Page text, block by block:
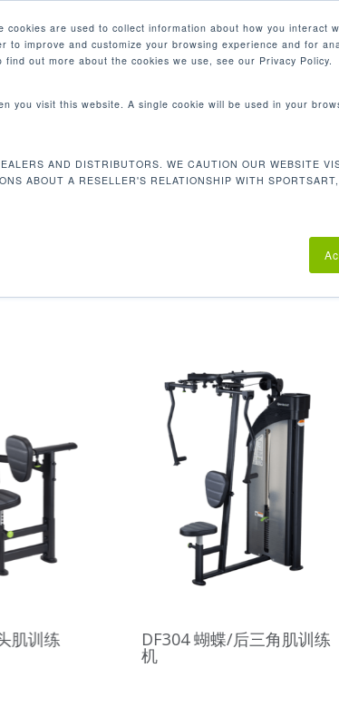
cookies are used to collect information about how you interact
to improve and customize your browsing experience and for
out more about the cookies we use, see our Privacy Policy.
you visit this website. A single cookie will be used in your
AND DISTRIBUTORS. WE CAUTION OUR WEBSITE
ABOUT A RESELLER'S RELATIONSHIP WITH
产品 市场
用，每一款都是SportsArt超过40年的优良製造
式座椅及ROM运动范围调整系统，帮助使用者在
拉划船 DF302 大腿内缩/外展训练
机